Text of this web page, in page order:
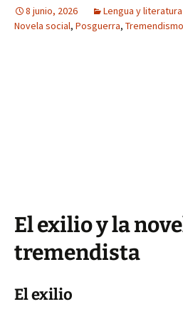
8 junio, 2026 Lengua y literatura
Novela social, Posguerra, Tremendismo
El exilio y la
tremendista
El exilio